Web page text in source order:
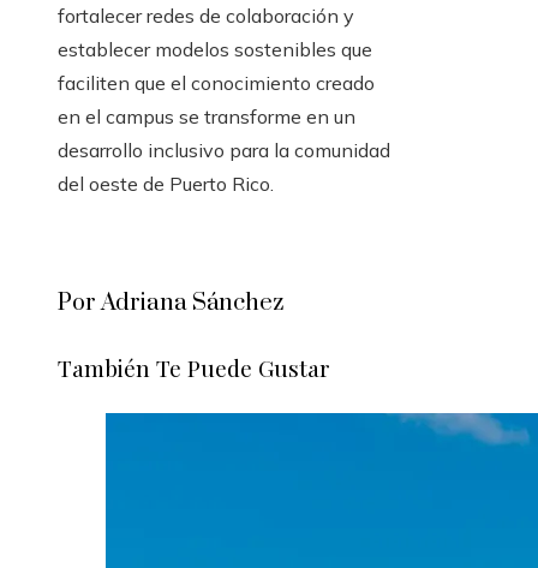
fortalecer redes de colaboración y
establecer modelos sostenibles que
faciliten que el conocimiento creado
en el campus se transforme en un
desarrollo inclusivo para la comunidad
del oeste de Puerto Rico.
Por Adriana Sánchez
También Te Puede Gustar